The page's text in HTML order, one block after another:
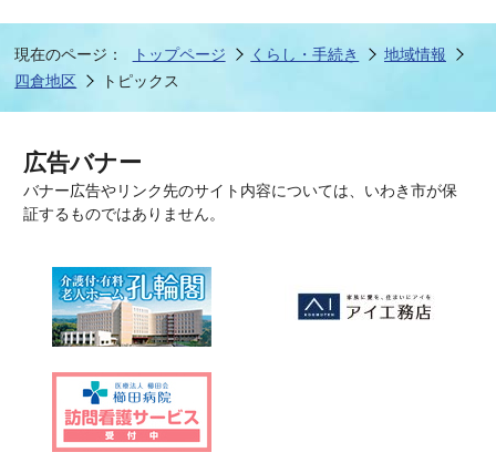
現在のページ： トップページ くらし・手続き
地域情報
四倉地区
トピックス
広告バナー
バナー広告やリンク先のサイト内容については、いわき市が保
証するものではありません。